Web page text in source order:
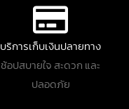
บริการเก็บเงินปลายทาง
ช้อปสบายใจ สะดวก และ
ปลอดภัย